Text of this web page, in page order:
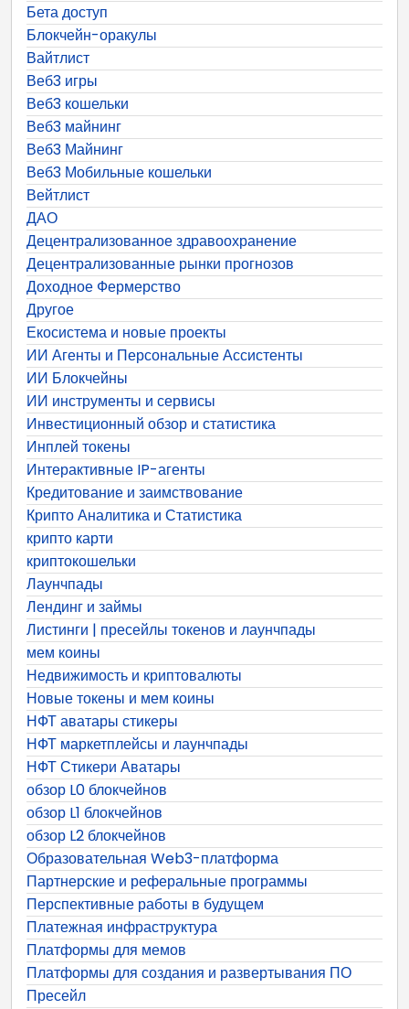
Бета доступ
Блокчейн-оракулы
Вайтлист
Веб3 игры
Веб3 кошельки
Веб3 майнинг
Веб3 Майнинг
Веб3 Мобильные кошельки
Вейтлист
ДАО
Децентрализованное здравоохранение
Децентрализованные рынки прогнозов
Доходное Фермерство
Другое
Екосистема и новые проекты
ИИ Агенты и Персональные Ассистенты
ИИ Блокчейны
ИИ инструменты и сервисы
Инвестиционный обзор и статистика
Инплей токены
Интерактивные IP-агенты
Кредитование и заимствование
Крипто Аналитика и Статистика
крипто карти
криптокошельки
Лаунчпады
Лендинг и займы
Листинги | пресейлы токенов и лаунчпады
мем коины
Недвижимость и криптовалюты
Новые токены и мем коины
НФТ аватары стикеры
НФТ маркетплейсы и лаунчпады
НФТ Стикери Аватары
обзор L0 блокчейнов
обзор L1 блокчейнов
обзор L2 блокчейнов
Образовательная Web3-платформа
Партнерские и реферальные программы
Перспективные работы в будущем
Платежная инфраструктура
Платформы для мемов
Платформы для создания и развертывания ПО
Пресейл